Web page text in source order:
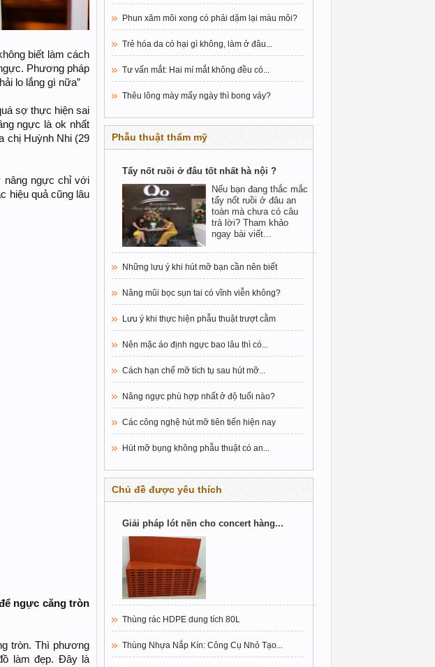
biết làm cách
Phương pháp
lo lắng gì nữa”
sợ thực hiện sai
ngực là ok nhất
chị Huỳnh Nhi (29
nâng ngực chỉ với
hiệu quả cũng lâu
ngực căng tròn
tròn. Thì phương
làm đẹp. Đây là
Phun xăm môi xong có phải dặm lại màu môi?
Trẻ hóa da có hại gì không, làm ở đâu...
Tư vấn mắt: Hai mí mắt không đều có...
Thêu lông mày mấy ngày thì bong vảy?
Phẫu thuật thẩm mỹ
Tẩy nốt ruồi ở đâu tốt nhất hà nội ?
Nếu bạn đang thắc mắc
tẩy nốt ruồi ở đâu an
toàn mà chưa có câu
trả lời? Tham khảo
ngay bài viết...
Những lưu ý khi hút mỡ bạn cần nên biết
Nâng mũi bọc sụn tai có vĩnh viễn không?
Lưu ý khi thực hiện phẫu thuật trượt cằm
Nên mặc áo định ngực bao lâu thì có...
Cách hạn chế mỡ tích tụ sau hút mỡ...
Nâng ngực phù hợp nhất ở độ tuổi nào?
Các công nghệ hút mỡ tiên tiến hiện nay
Hút mỡ bụng không phẫu thuật có an...
Chủ đề được yêu thích
Giải pháp lót nền cho concert hàng...
Thùng rác HDPE dung tích 80L
Thùng Nhựa Nắp Kín: Công Cụ Nhỏ Tạo...